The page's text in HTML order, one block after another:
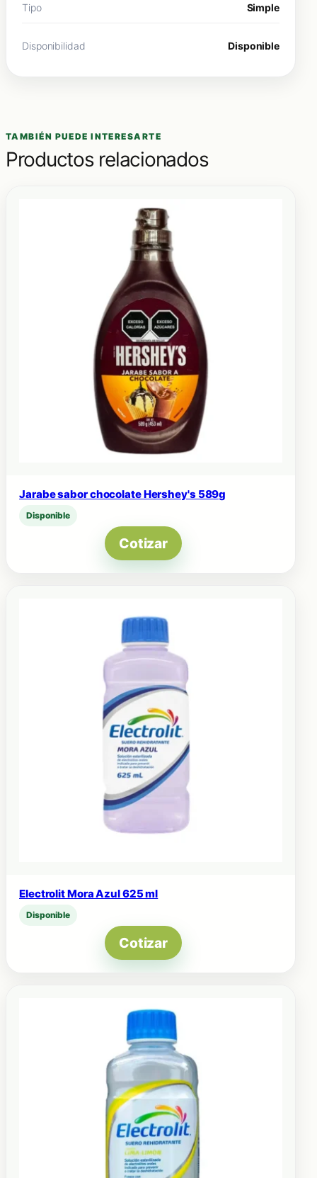
Tipo Simple
Disponibilidad Disponible
TAMBIÉN PUEDE INTERESARTE
Productos relacionados
Jarabe sabor chocolate Hershey's 589g
Disponible
Cotizar
Electrolit Mora Azul 625 ml
Disponible
Cotizar